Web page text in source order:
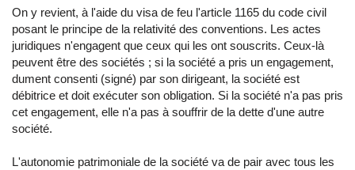
On y revient, à l'aide du visa de feu l'article 1165 du code civil
posant le principe de la relativité des conventions. Les actes
juridiques n'engagent que ceux qui les ont souscrits. Ceux-là
peuvent être des sociétés ; si la société a pris un engagement,
dument consenti (signé) par son dirigeant, la société est
débitrice et doit exécuter son obligation. Si la société n'a pas pris
cet engagement, elle n'a pas à souffrir de la dette d'une autre
société.
L'autonomie patrimoniale de la société va de pair avec tous les